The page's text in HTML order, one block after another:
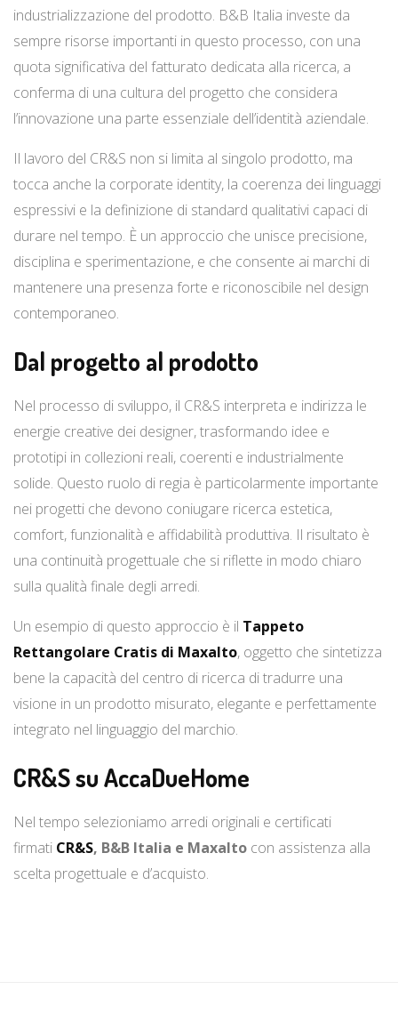
industrializzazione del prodotto. B&B Italia investe da
sempre risorse importanti in questo processo, con una
quota significativa del fatturato dedicata alla ricerca, a
conferma di una cultura del progetto che considera
l’innovazione una parte essenziale dell’identità aziendale.
Il lavoro del CR&S non si limita al singolo prodotto, ma
tocca anche la corporate identity, la coerenza dei linguaggi
espressivi e la definizione di standard qualitativi capaci di
durare nel tempo. È un approccio che unisce precisione,
disciplina e sperimentazione, e che consente ai marchi di
mantenere una presenza forte e riconoscibile nel design
contemporaneo.
Dal progetto al prodotto
Nel processo di sviluppo, il CR&S interpreta e indirizza le
energie creative dei designer, trasformando idee e
prototipi in collezioni reali, coerenti e industrialmente
solide. Questo ruolo di regia è particolarmente importante
nei progetti che devono coniugare ricerca estetica,
comfort, funzionalità e affidabilità produttiva. Il risultato è
una continuità progettuale che si riflette in modo chiaro
sulla qualità finale degli arredi.
Un esempio di questo approccio è il Tappeto
Rettangolare Cratis di Maxalto, oggetto che sintetizza
bene la capacità del centro di ricerca di tradurre una
visione in un prodotto misurato, elegante e perfettamente
integrato nel linguaggio del marchio.
CR&S su AccaDueHome
Nel tempo selezioniamo arredi originali e certificati
firmati CR&S, B&B Italia e Maxalto con assistenza alla
scelta progettuale e d’acquisto.